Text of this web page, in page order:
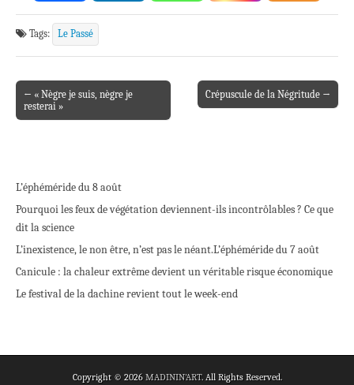
Tags: Le Passé
Post navigation
← « Nègre je suis, nègre je
resterai »
Crépuscule de la Négritude →
L’éphéméride du 8 août
Pourquoi les feux de végétation deviennent-ils incontrôlables ? Ce que
dit la science
L’inexistence, le non être, n’est pas le néant.L’éphéméride du 7 août
Canicule : la chaleur extrême devient un véritable risque économique
Le festival de la dachine revient tout le week-end
Copyright © 2026 MADININ'ART. All Rights Reserved.